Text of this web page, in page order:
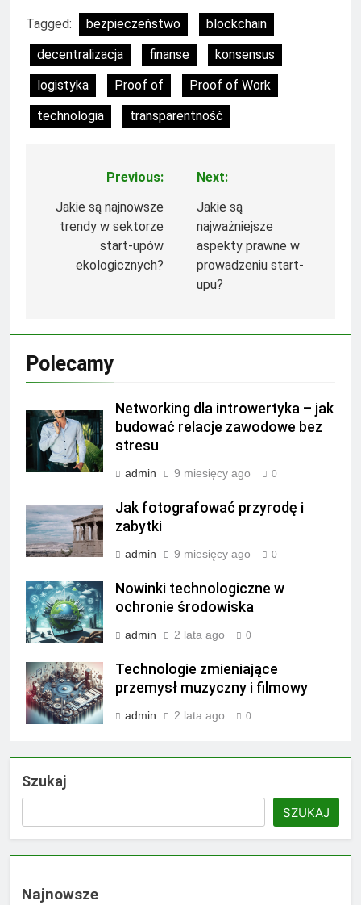
Tagged: bezpieczeństwo
blockchain
decentralizacja
finanse
konsensus
logistyka
Proof of
Proof of Work
technologia
transparentność
Nawigacja
wpisu
Previous:
Jakie są najnowsze
trendy w sektorze
start-upów
ekologicznych?
Next:
Jakie są
najważniejsze
aspekty prawne w
prowadzeniu start-
upu?
Polecamy
Networking dla introwertyka – jak
budować relacje zawodowe bez
stresu
admin 9 miesięcy ago 0
Jak fotografować przyrodę i
zabytki
admin 9 miesięcy ago 0
Nowinki technologiczne w
ochronie środowiska
admin 2 lata ago 0
Technologie zmieniające
przemysł muzyczny i filmowy
admin 2 lata ago 0
Szukaj
SZUKAJ
Najnowsze